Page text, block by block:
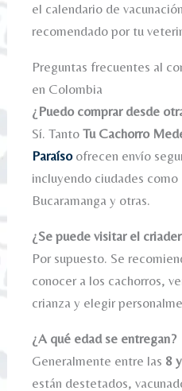
el calendario de
recomendado por tu
Preguntas frecuentes al
en Colombia
¿Puedo comprar desde
Sí. TantoTu Cachorro
Paraísoofrecen envío
incluyendo ciudades como
Bucaramanga y otras.
¿Se puede visitar el
Por supuesto. Se
conocer a los cachorros,
crianza y elegir
¿A qué edad se entregan?
Generalmente entre las 8
están destetados,